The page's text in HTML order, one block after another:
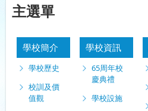
主選單
學校簡介
學校歷史
校訓及價
值觀
學校資訊
65周年校
慶典禮
學校設施